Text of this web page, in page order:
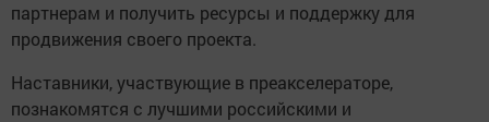
партнерам и получить ресурсы и поддержку для
продвижения своего проекта.
Наставники, участвующие в преакселераторе,
познакомятся с лучшими российскими и